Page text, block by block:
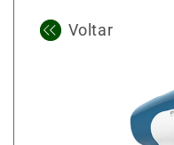
Voltar